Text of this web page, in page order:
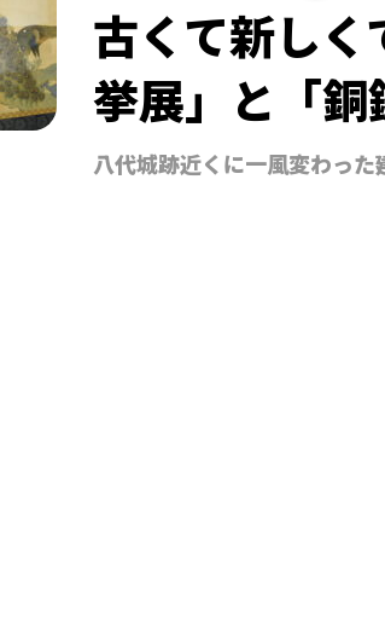
古くて新し
挙展」と「銅
八代城跡近くに一風変わっ